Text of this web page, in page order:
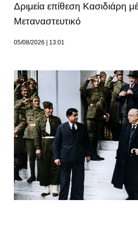
Δριμεία επίθεση Κασιδιάρη
Μεταναστευτικό
05/08/2026 13:01